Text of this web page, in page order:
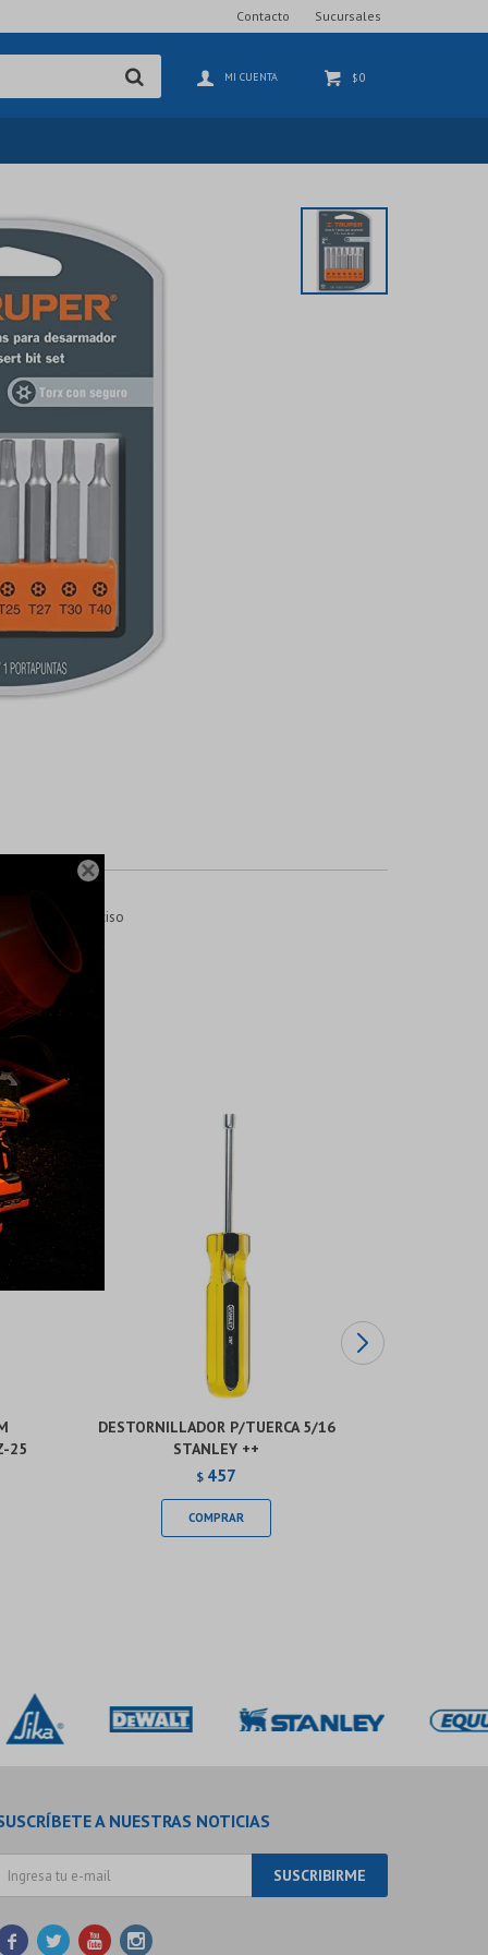

$0
Contacto Sucursales
un ajuste preciso
25
DESTORNILLADOR P/TUERCA 5/16
STANLEY ++
$ 457
A NUESTRAS NOTICIAS
SUSCRIBIRME
   